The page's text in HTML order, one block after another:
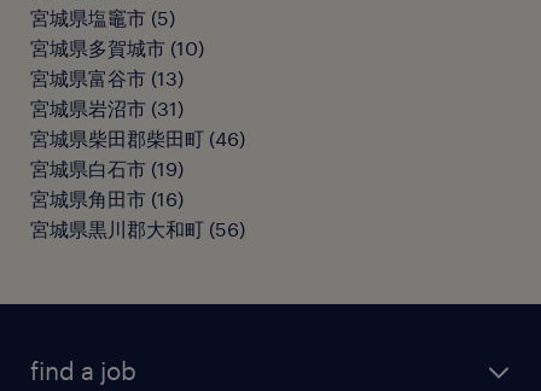
宮城県塩竈市 (5)
宮城県多賀城市 (10)
宮城県富谷市 (13)
宮城県岩沼市 (31)
宮城県柴田郡柴田町 (46)
宮城県白石市 (19)
宮城県角田市 (16)
宮城県黒川郡大和町 (56)
find a job